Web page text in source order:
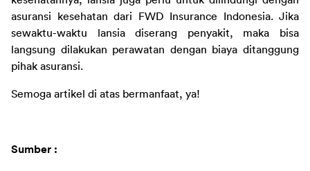
asuransi kesehatan dari FWD Insurance Indonesia. Jika
sewaktu-waktu lansia diserang penyakit, maka bisa
langsung dilakukan perawatan dengan biaya ditanggung
pihak asuransi.
Semoga artikel di atas bermanfaat, ya!
Sumber :